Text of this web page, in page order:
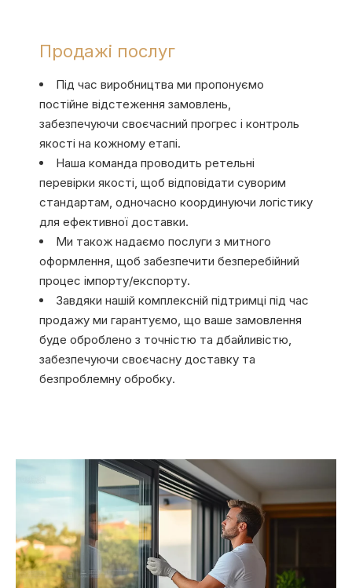
Продажі послуг
Під час виробництва ми пропонуємо
постійне відстеження замовлень,
забезпечуючи своєчасний прогрес і контроль
якості на кожному етапі.
Наша команда проводить ретельні
перевірки якості, щоб відповідати суворим
стандартам, одночасно координуючи логістику
для ефективної доставки.
Ми також надаємо послуги з митного
оформлення, щоб забезпечити безперебійний
процес імпорту/експорту.
Завдяки нашій комплексній підтримці під час
продажу ми гарантуємо, що ваше замовлення
буде оброблено з точністю та дбайливістю,
забезпечуючи своєчасну доставку та
безпроблемну обробку.